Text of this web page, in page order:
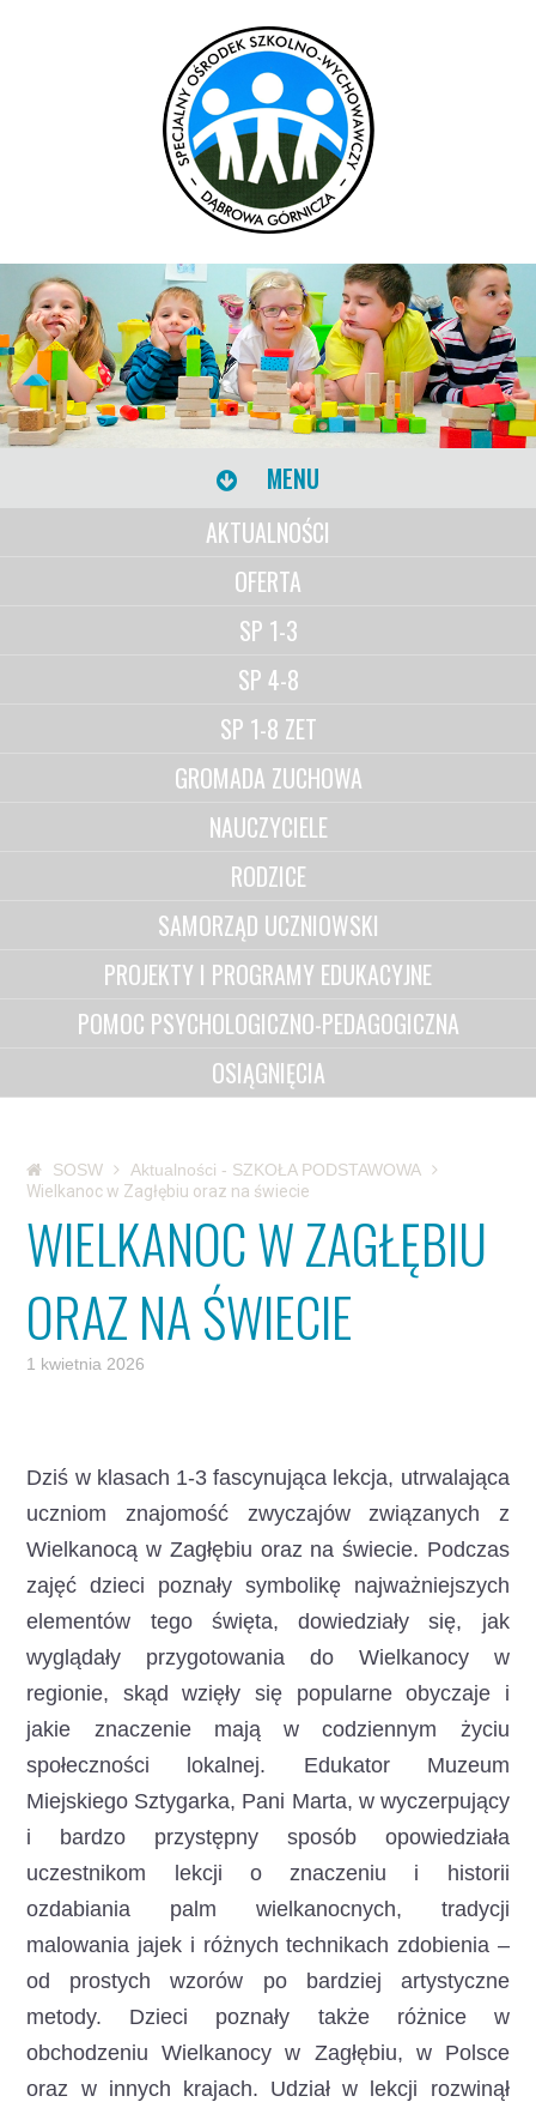
MENU
AKTUALNOŚCI
OFERTA
SP 1-3
SP 4-8
SP 1-8 ZET
GROMADA ZUCHOWA
NAUCZYCIELE
RODZICE
SAMORZĄD UCZNIOWSKI
PROJEKTY I PROGRAMY EDUKACYJNE
POMOC PSYCHOLOGICZNO-PEDAGOGICZNA
OSIĄGNIĘCIA
SOSW
Aktualności - SZKOŁA PODSTAWOWA
Wielkanoc w Zagłębiu oraz na świecie
WIELKANOC W ZAGŁĘBIU
ORAZ NA ŚWIECIE
1 kwietnia 2026
Dziś w klasach 1-3 fascynująca lekcja, utrwalająca
uczniom znajomość zwyczajów związanych z
Wielkanocą w Zagłębiu oraz na świecie. Podczas
zajęć dzieci poznały symbolikę najważniejszych
elementów tego święta, dowiedziały się, jak
wyglądały przygotowania do Wielkanocy w
regionie, skąd wzięły się popularne obyczaje i
jakie znaczenie mają w codziennym życiu
społeczności lokalnej. Edukator Muzeum
Miejskiego Sztygarka, Pani Marta, w wyczerpujący
i bardzo przystępny sposób opowiedziała
uczestnikom lekcji o znaczeniu i historii
ozdabiania palm wielkanocnych, tradycji
malowania jajek i różnych technikach zdobienia –
od prostych wzorów po bardziej artystyczne
metody. Dzieci poznały także różnice w
obchodzeniu Wielkanocy w Zagłębiu, w Polsce
oraz w innych krajach. Udział w lekcji rozwinął